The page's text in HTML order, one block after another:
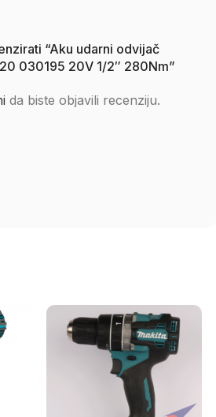
“Aku udarni odvijač
030195 20V 1/2″ 280Nm”
da biste objavili recenziju.